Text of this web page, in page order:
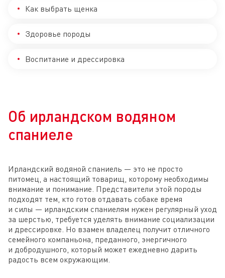
Как выбрать щенка
Здоровье породы
Воспитание и дрессировка
Об ирландском водяном
спаниеле
Ирландский водяной спаниель — это не просто
питомец, а настоящий товарищ, которому необходимы
внимание и понимание. Представители этой породы
подходят тем, кто готов отдавать собаке время
и силы — ирландским спаниелям нужен регулярный уход
за шерстью, требуется уделять внимание социализации
и дрессировке. Но взамен владелец получит отличного
семейного компаньона, преданного, энергичного
и добродушного, который может ежедневно дарить
радость всем окружающим.